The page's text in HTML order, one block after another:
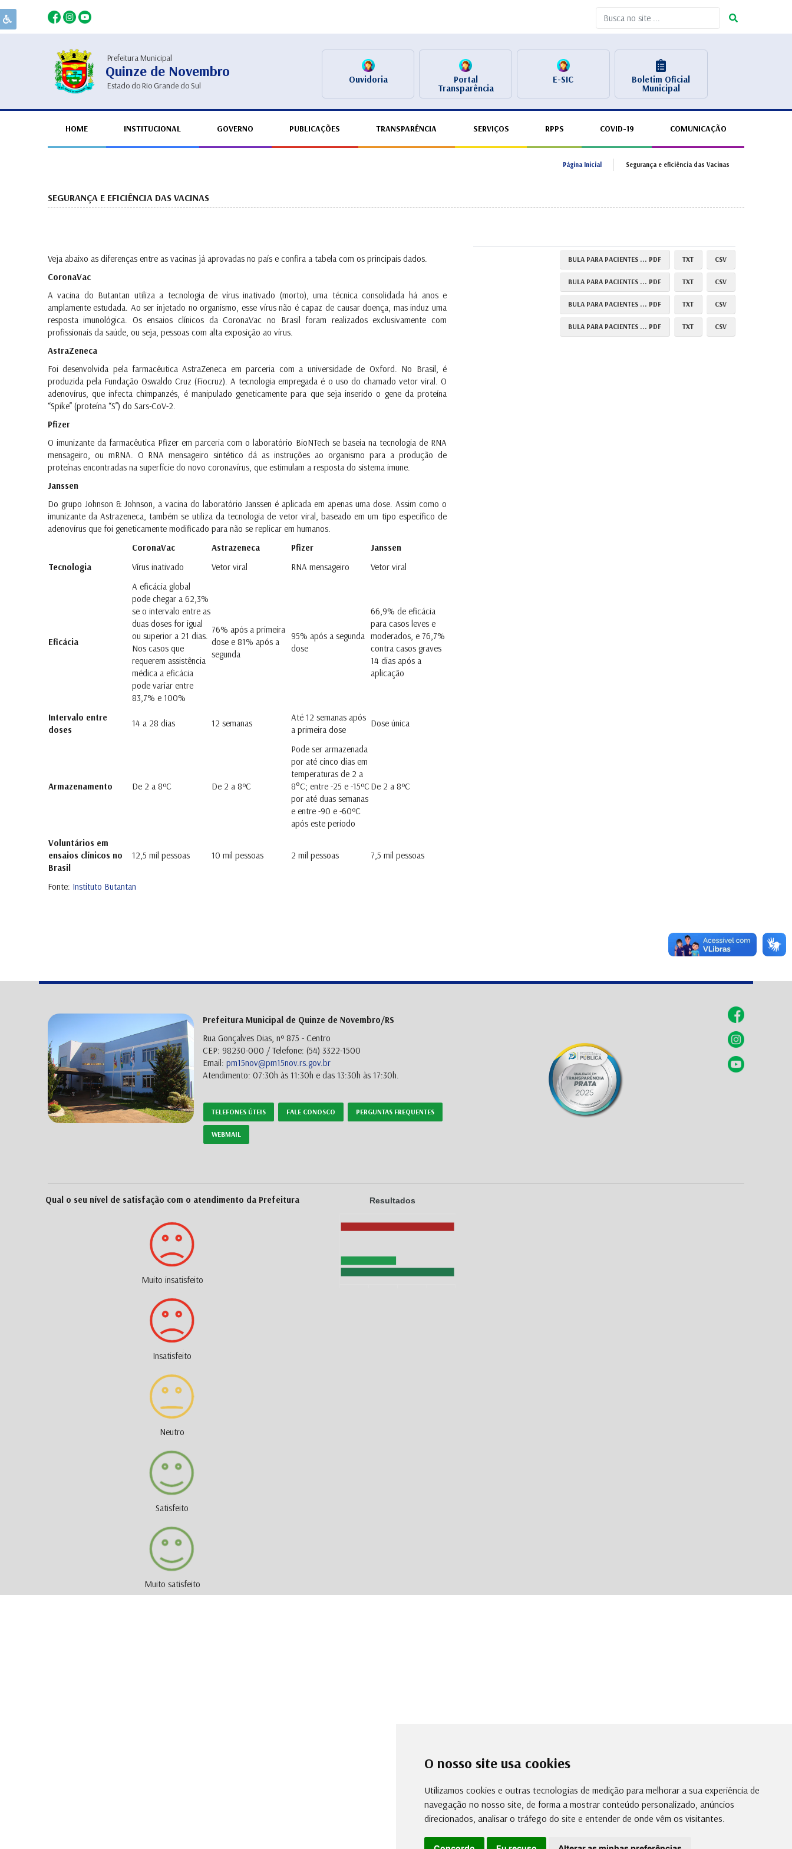
O nosso site usa cookies
Utilizamos cookies e outras tecnologias de medição para melhorar a sua experiência de
navegação no nosso site, de forma a mostrar conteúdo personalizado, anúncios
direcionados, analisar o tráfego do site e entender de onde vêm os visitantes.
Prefeitura Municipal
Quinze de Novembro
Estado do Rio Grande do Sul
Ouvidoria Portal
Transparência
E-SIC Boletim Oficial
Municipal
HOME INSTITUCIONAL GOVERNO PUBLICAÇÕES TRANSPARÊNCIA SERVIÇOS RPPS COVID-19 COMUNICAÇÃO
Página Inicial Segurança e eficiência das Vacinas
SEGURANÇA E EFICIÊNCIA DAS VACINAS
Veja abaixo as diferenças entre as vacinas já aprovadas no país e confira a tabela com os principais dados.
CoronaVac
A vacina do Butantan utiliza a tecnologia de vírus inativado (morto), uma técnica consolidada há anos e
amplamente estudada. Ao ser injetado no organismo, esse vírus não é capaz de causar doença, mas induz uma
resposta imunológica. Os ensaios clínicos da CoronaVac no Brasil foram realizados exclusivamente com
profissionais da saúde, ou seja, pessoas com alta exposição ao vírus.
AstraZeneca
Foi desenvolvida pela farmacêutica AstraZeneca em parceria com a universidade de Oxford. No Brasil, é
produzida pela Fundação Oswaldo Cruz (Fiocruz). A tecnologia empregada é o uso do chamado vetor viral. O
adenovírus, que infecta chimpanzés, é manipulado geneticamente para que seja inserido o gene da proteína
“Spike” (proteína “S”) do Sars-CoV-2.
Pfizer
O imunizante da farmacêutica Pfizer em parceria com o laboratório BioNTech se baseia na tecnologia de RNA
mensageiro, ou mRNA. O RNA mensageiro sintético dá as instruções ao organismo para a produção de
proteínas encontradas na superfície do novo coronavírus, que estimulam a resposta do sistema imune.
Janssen
Do grupo Johnson & Johnson, a vacina do laboratório Janssen é aplicada em apenas uma dose. Assim como o
imunizante da Astrazeneca, também se utiliza da tecnologia de vetor viral, baseado em um tipo específico de
adenovírus que foi geneticamente modificado para não se replicar em humanos.
CoronaVac
Astrazeneca Pfizer
Janssen
Tecnologia
Vírus inativado Vetor viral RNA mensageiro Vetor viral
Eficácia
A eficácia global
pode chegar a 62,3%
se o intervalo entre as
duas doses for igual
ou superior a 21 dias.
Nos casos que
requerem assistência
médica a eficácia
pode variar entre
83,7% e 100%
76% após a primeira
dose e 81% após a
segunda
95% após a segunda
dose
66,9% de eficácia
para casos leves e
moderados, e 76,7%
contra casos graves
14 dias após a
aplicação
Intervalo entre
doses
14 a 28 dias 12 semanas
Até 12 semanas após
a primeira dose
Dose única
Armazenamento De 2 a 8ºC De 2 a 8ºC
Pode ser armazenada
por até cinco dias em
temperaturas de 2 a
8°C; entre -25 e -15ºC
por até duas semanas
e entre -90 e -60ºC
após este período
De 2 a 8ºC
Voluntários em
ensaios clínicos no
Brasil
12,5 mil pessoas 10 mil pessoas 2 mil pessoas 7,5 mil pessoas
Fonte: Instituto Butantan
BULA PARA PACIENTES ... PDF TXT CSV
BULA PARA PACIENTES ... PDF TXT CSV
BULA PARA PACIENTES ... PDF TXT CSV
BULA PARA PACIENTES ... PDF TXT CSV
Prefeitura Municipal de Quinze de Novembro/RS
Rua Gonçalves Dias, nº 875 - Centro
CEP: 98230-000 / Telefone: (54) 3322-1500
Email: pm15nov@pm15nov.rs.gov.br
Atendimento: 07:30h às 11:30h e das 13:30h às 17:30h.
TELEFONES ÚTEIS FALE CONOSCO PERGUNTAS FREQUENTES
WEBMAIL
Qual o seu nível de satisfação com o atendimento da Prefeitura
Muito insatisfeito
Insatisfeito
Neutro
Satisfeito
Muito satisfeito
Resultados